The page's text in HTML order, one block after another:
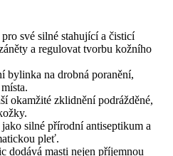
pro své silné stahující a čisticí
a regulovat tvorbu kožního
bylinka na drobná poranění,
okamžité zklidnění podrážděné,
jako silné přírodní antiseptikum a
pleť.
dodává masti nejen příjemnou